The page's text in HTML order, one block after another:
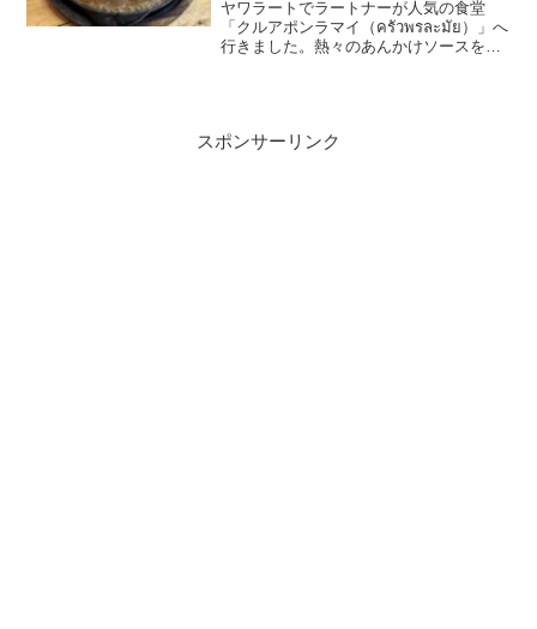
ヤワラートでラートナーが人気の食堂
「クルアポンラマイ（ครัวพรละมัย）」へ
行きました。熱々のあんかけソースをか
スポンサーリンク